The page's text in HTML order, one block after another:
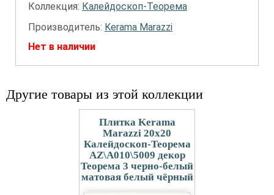
Коллекция: Калейдоскоп-Теорема
Производитель: Kerama Marazzi
Нет в наличии
Другие товары из этой коллекции
Плитка Kerama
Marazzi 20x20
Калейдоскоп-Теорема
AZ\A010\5009 декор
Теорема 3 черно-белый
матовая белый чёрный